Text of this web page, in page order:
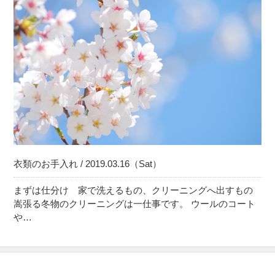
衣類のお手入れ / 2019.03.16（Sat）
まずは仕分け 家で洗えるもの、クリーニングへ出すもの
嵩張る冬物のクリーニングは一仕事です。 ウールのコート
や…